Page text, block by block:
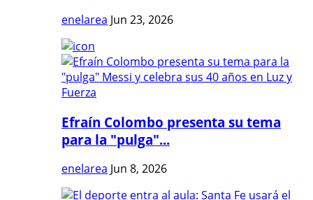
enelarea Jun 23, 2026
Efraín Colombo presenta su tema
para la "pulga"...
enelarea Jun 8, 2026